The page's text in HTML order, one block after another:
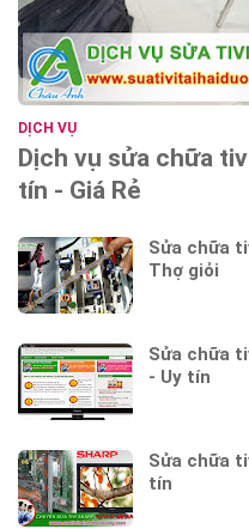
DỊCH VỤ
Dịch vụ sửa chữa
tín - Giá Rẻ
Sửa chữa
Thợ giỏi
Sửa chữa
- Uy tín
Sửa chữa
tín